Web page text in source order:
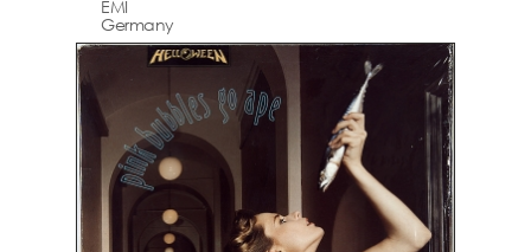
EMI
Germany